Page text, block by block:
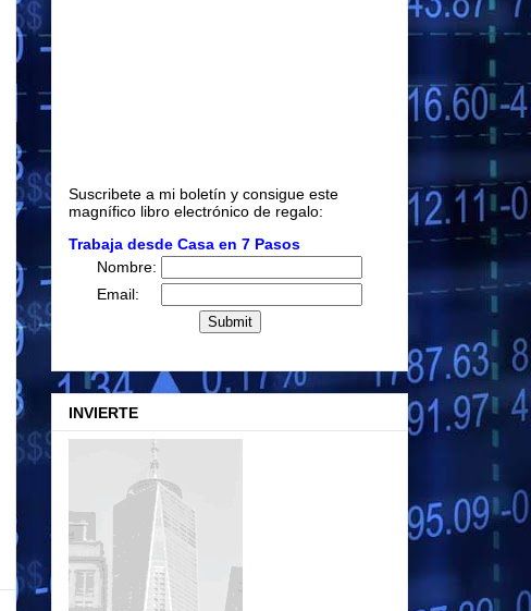
Suscribete a mi boletín y consigue este
magnífico libro electrónico de regalo:
Trabaja desde Casa en 7 Pasos
Nombre:
Email:
INVIERTE